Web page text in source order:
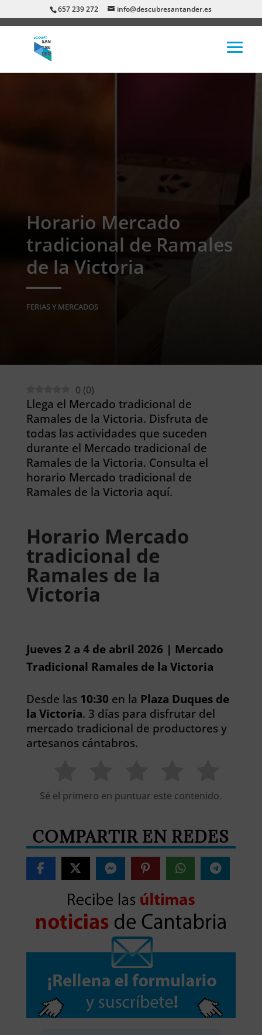
657 239 272 info@descubresantander.es
Horario Mercado
tradicional de Ramales
de la Victoria
FERIAS Y MERCADOS
0 (0)
Llega el Mercado tradicional de
Ramales de la Victoria. Disfruta de
todas las actividades que suceden
durante el Mercado tradicional de
Ramales de la Victoria. Consulta el
horario Mercado tradicional de
Ramales de la Victoria aquí.
Horario Mercado
tradicional de
Ramales de la
Victoria
Jueves 2 a 4 de abril 2026 | Mercado
Tradicional Ramales de la Victoria
Desde las 10:30 en la Plaza Duques de
la Victoria. 3 días para disfrutar del
mercado tradicional de productores y
artesanos cántabros.
Sé el primero en puntuar este contenido.
COMPARTIR EN REDES